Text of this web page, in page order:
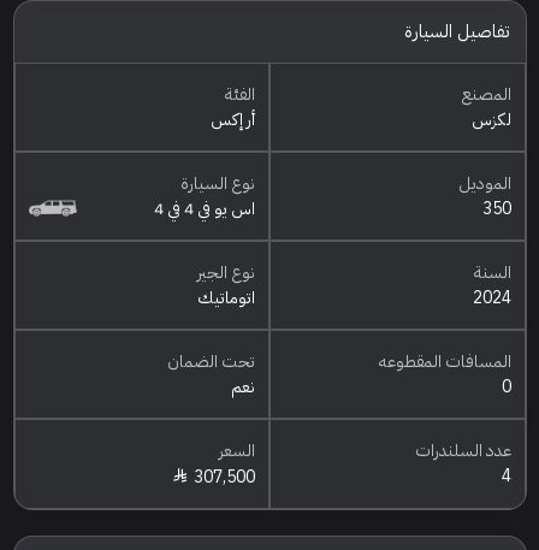
تفاصيل السيارة
المصنع
لكزس
الفئة
أر إكس
الموديل
350
نوع السيارة
اس يو في 4 في 4
السنة
2024
نوع الجير
اتوماتيك
المسافات المقطوعه
0
تحت الضمان
نعم
عدد السلندرات
4
السعر
307,500